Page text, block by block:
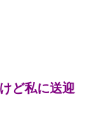
がなんかモッコ
ど私に送迎